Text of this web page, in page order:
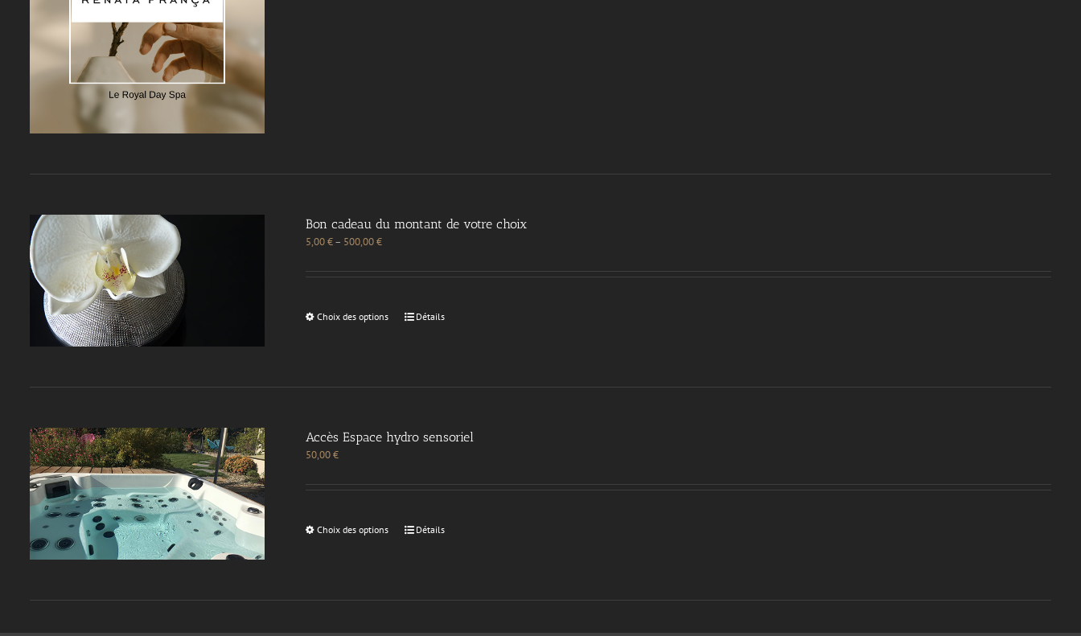
Bon cadeau du montant de votre choix
5,00€– 500,00€
Choix des options Détails
Accès Espace hydro sensoriel
50,00€
Choix des options Détails